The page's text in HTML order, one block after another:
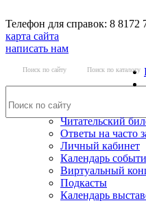
Телефон для справок: 8
карта сайта
написать нам
Поиск по сайту Поиск по каталогу
Читательский
Ответы на часто
Личный кабинет
Календарь
Виртуальный
Подкасты
Календарь